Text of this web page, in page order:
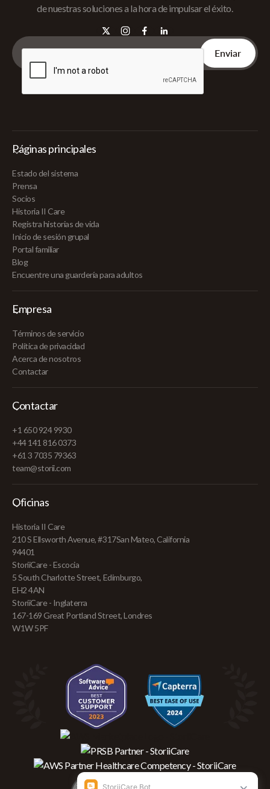
de nuestras soluciones a la hora de impulsar el éxito.
Páginas principales
Estado del sistema
Prensa
Socios
Historia II Care
Registra historias de vida
Inicio de sesión grupal
Portal familiar
Blog
Encuentre una guardería para adultos
Empresa
Términos de servicio
Política de privacidad
Acerca de nosotros
Contactar
Contactar
+1 650 924 9930
+44 141 816 0373
+61 3 7035 79363
team@storii.com
Oficinas
Historia II Care
210 S Ellsworth Avenue, #317San Mateo, California
94401
StoriiCare - Escocia
5 South Charlotte Street, Edimburgo,
EH2 4AN
StoriiCare - Inglaterra
167-169 Great Portland Street, Londres
W1W 5PF